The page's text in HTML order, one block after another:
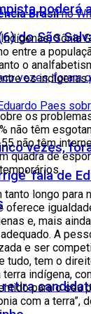
poderá
do São
vezes,
fala de
Brasilno
Sônia
entre a
o
os indígenas
os
não têm
não têm
quadra de
tanto longo para
oferece
e, mais
A
e ser
tudo, tem o
indígena,
para o seu
com a terra”,